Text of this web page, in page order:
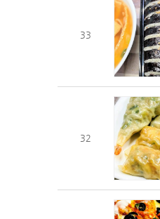
33
32